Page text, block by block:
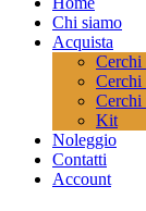
Chi siamo
Acquista
Cerchi
Cerchi
Cerchi
Kit
Noleggio
Contatti
Account